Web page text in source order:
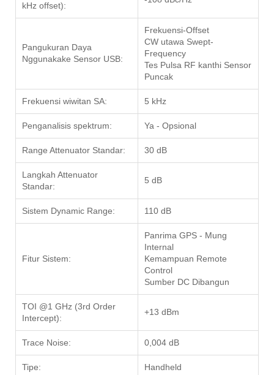
kHz offset):
Pangukuran Daya
Nggunakake Sensor USB:
Frekuensi-Offset
CW utawa Swept-
Frequency
Tes Pulsa RF kanthi Sensor
Puncak
Frekuensi wiwitan SA: 5 kHz
Penganalisis spektrum: Ya - Opsional
Range Attenuator Standar: 30 dB
Langkah Attenuator
Standar:
5 dB
Sistem Dynamic Range: 110 dB
Fitur Sistem:
Panrima GPS - Mung
Internal
Kemampuan Remote
Control
Sumber DC Dibangun
TOI @1 GHz (3rd Order
Intercept):
+13 dBm
Trace Noise: 0,004 dB
Tipe: Handheld